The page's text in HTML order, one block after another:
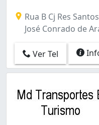
Rua B Cj Res
José Conrado de
Ver Tel